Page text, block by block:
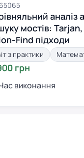
аналіз
мостів:
Find підходи
з практики
грн
виконання